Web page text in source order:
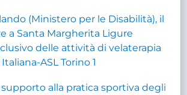
(Ministero per le Disabilità), il
a Santa Margherita Ligure
delle attività di velaterapia
ASL Torino 1
alla pratica sportiva degli